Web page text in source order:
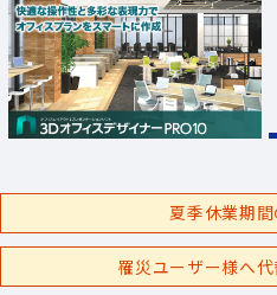
夏季休業期
罹災ユーザー様へ